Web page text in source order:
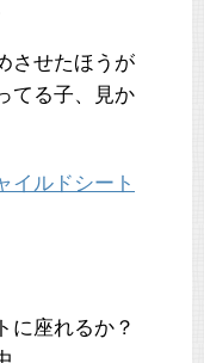
させたほうが
てる子、見か
イルドシート
に座れるか？